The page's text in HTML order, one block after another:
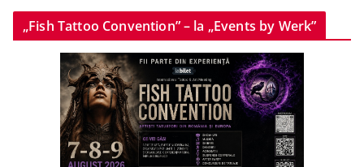
„Fish Tattoo Convention” – la „Events by Werk”